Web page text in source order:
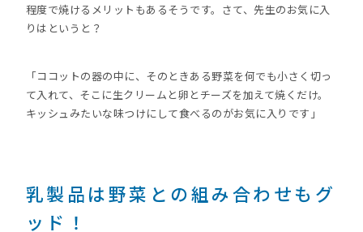
程度で焼けるメリットもあるそうです。さて、先生のお気に入
りはというと？
「ココットの器の中に、そのときある野菜を何でも小さく切っ
て入れて、そこに生クリームと卵とチーズを加えて焼くだけ。
キッシュみたいな味つけにして食べるのがお気に入りです」
乳製品は野菜との組み合わせもグ
ッド！